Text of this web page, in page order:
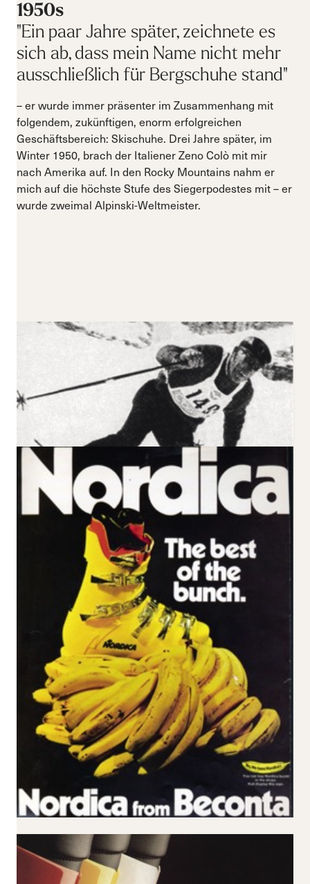
1950s
"Ein paar Jahre später, zeichnete es
sich ab, dass mein Name nicht mehr
ausschließlich für Bergschuhe stand"
– er wurde immer präsenter im Zusammenhang mit
folgendem, zukünftigen, enorm erfolgreichen
Geschäftsbereich: Skischuhe. Drei Jahre später, im
Winter 1950, brach der Italiener Zeno Colò mit mir
nach Amerika auf. In den Rocky Mountains nahm er
mich auf die höchste Stufe des Siegerpodestes mit – er
wurde zweimal Alpinski-Weltmeister.